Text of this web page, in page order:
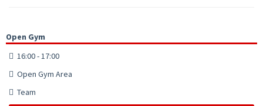
Open Gym
16:00 - 17:00
Open Gym Area
Team